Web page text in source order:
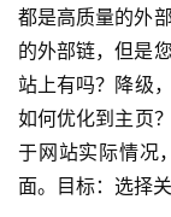
都是高质量的外
的外部链，但是
站上有吗？降级
如何优化到主页
于网站实际情况
面。目标：选择